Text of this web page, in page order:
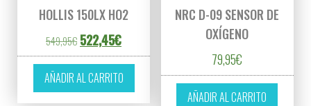
HOLLIS 150LX HO2
549,95€ El precio original era: 549,95€.
522,45€El precio actual es: 522,45€.
AÑADIR AL CARRITO
NRC D-09 SENSOR DE
OXÍGENO
79,95€
AÑADIR AL CARRITO